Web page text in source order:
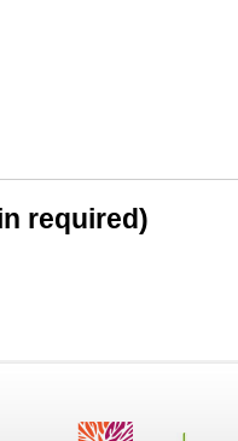
required)